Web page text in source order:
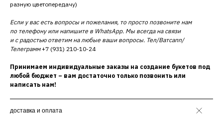
разную цветопередачу)
Если у вас есть вопросы и пожелания, то просто позвоните нам
по телефону или напишите в WhatsApp. Мы всегда на связи
и с радостью ответим на любые ваши вопросы. Тел/Ватсапп/
Телеграмм+7 (931) 210-10-24
Принимаем индивидуальные заказы на создание букетов под
любой бюджет – вам достаточно только позвонить или
написать нам!
доставка и оплата